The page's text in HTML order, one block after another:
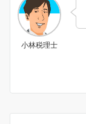
小林税理士